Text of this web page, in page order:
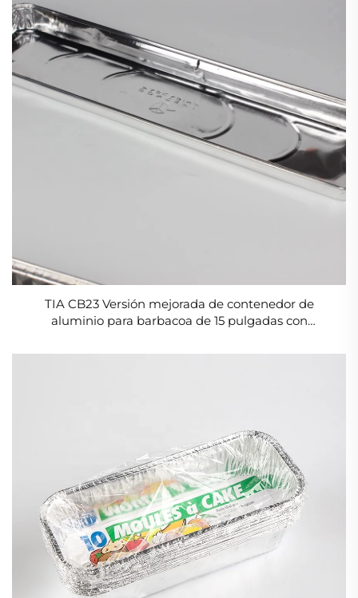
TIA CB23 Versión mejorada de contenedor de
aluminio para barbacoa de 15 pulgadas con